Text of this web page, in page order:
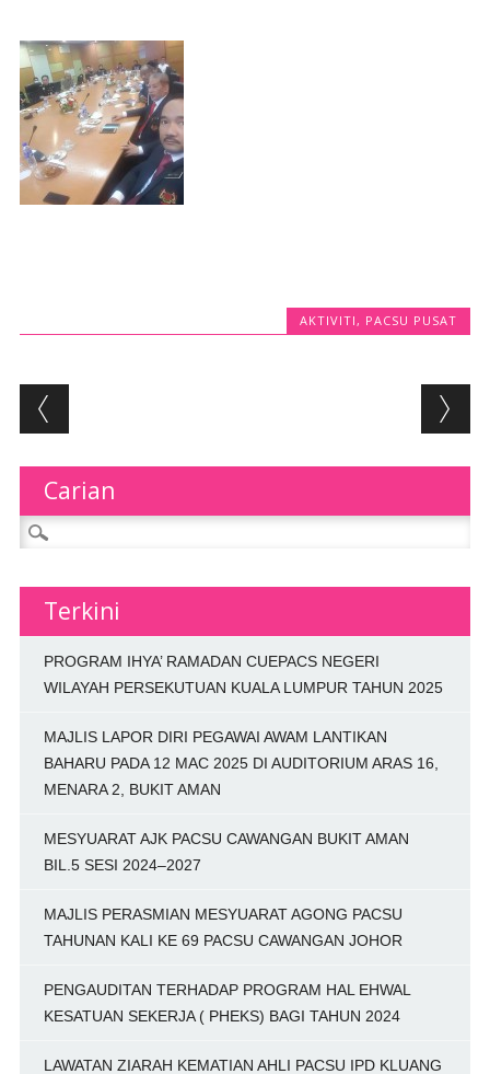
AKTIVITI, PACSU PUSAT
Post navigation
Carian
Search for:
Terkini
PROGRAM IHYA’ RAMADAN CUEPACS NEGERI
WILAYAH PERSEKUTUAN KUALA LUMPUR TAHUN 2025
MAJLIS LAPOR DIRI PEGAWAI AWAM LANTIKAN
BAHARU PADA 12 MAC 2025 DI AUDITORIUM ARAS 16,
MENARA 2, BUKIT AMAN
MESYUARAT AJK PACSU CAWANGAN BUKIT AMAN
BIL.5 SESI 2024–2027
MAJLIS PERASMIAN MESYUARAT AGONG PACSU
TAHUNAN KALI KE 69 PACSU CAWANGAN JOHOR
PENGAUDITAN TERHADAP PROGRAM HAL EHWAL
KESATUAN SEKERJA ( PHEKS) BAGI TAHUN 2024
LAWATAN ZIARAH KEMATIAN AHLI PACSU IPD KLUANG